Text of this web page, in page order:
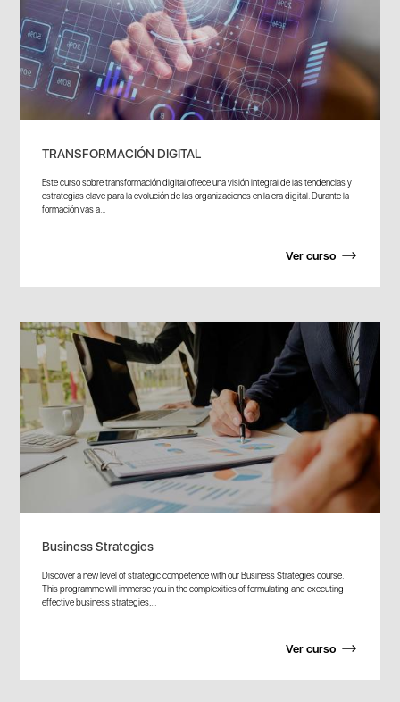
TRANSFORMACIÓN DIGITAL
Este curso sobre transformación digital ofrece una visión integral de las tendencias y
estrategias clave para la evolución de las organizaciones en la era digital. Durante la
formación vas a...
Ver curso
Business Strategies
Discover a new level of strategic competence with our Business Strategies course.
This programme will immerse you in the complexities of formulating and executing
effective business strategies,...
Ver curso